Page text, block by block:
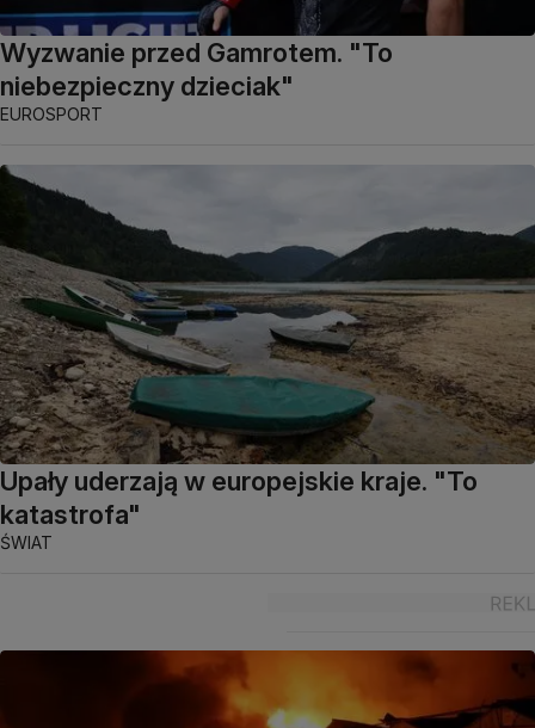
Wyzwanie przed Gamrotem. "To
niebezpieczny dzieciak"
EUROSPORT
Upały uderzają w europejskie kraje. "To
katastrofa"
ŚWIAT